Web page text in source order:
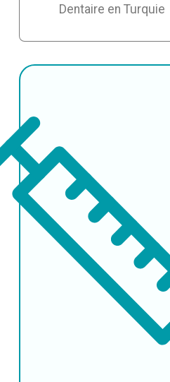
Dentaire en Turquie